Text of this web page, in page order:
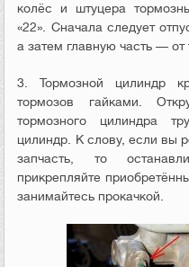
колёс и штуцера
«22». Сначала следует
а затем главную часть — от
3. Тормозной цилиндр
тормозов гайками.
тормозного цилиндра
цилиндр. К слову, если вы
запчасть, то
прикрепляйте
занимайтесь прокачкой.